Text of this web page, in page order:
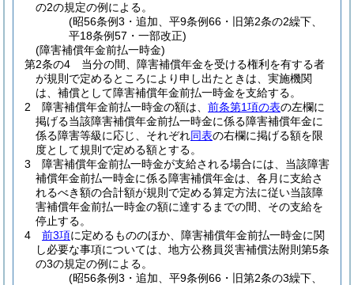
の2の規定の例による。
(昭56条例3・追加、平9条例66・旧第2条の2繰下、
平18条例57・一部改正)
(障害補償年金前払一時金)
第2条の4
当分の間、障害補償年金を受ける権利を有する者
が規則で定めるところにより申し出たときは、実施機関
は、補償として障害補償年金前払一時金を支給する。
2
障害補償年金前払一時金の額は、 前条第1項の表の左欄に
掲げる当該障害補償年金前払一時金に係る障害補償年金に
係る障害等級に応じ、それぞれ同表の右欄に掲げる額を限
度として規則で定める額とする。
3
障害補償年金前払一時金が支給される場合には、当該障害
補償年金前払一時金に係る障害補償年金は、各月に支給さ
れるべき額の合計額が規則で定める算定方法に従い当該障
害補償年金前払一時金の額に達するまでの間、その支給を
停止する。
4
前3項に定めるもののほか、障害補償年金前払一時金に関
し必要な事項については、地方公務員災害補償法附則第5条
の3の規定の例による。
(昭56条例3・追加、平9条例66・旧第2条の3繰下、